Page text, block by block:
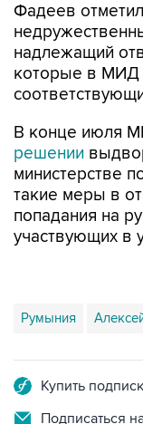
Фадеев
надлежащий
которые в МИД
В конце июля
решении
министерстве
такие меры в
попадания на
участвующих в
Румыния
Купить
Подписаться